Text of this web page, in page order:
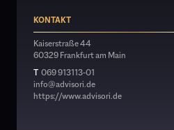
KONTAKT
Kaiserstraße 44
60329 Frankfurt am Main
T 069 913113-01
info@advisori.de
https://www.advisori.de